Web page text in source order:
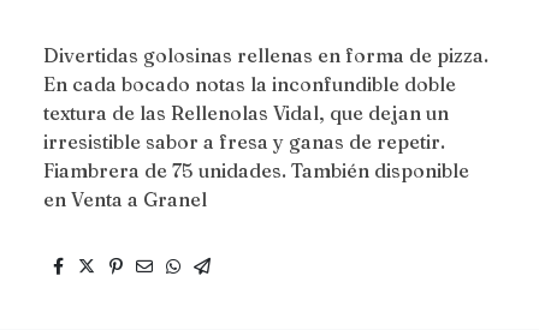
Divertidas golosinas rellenas en forma de pizza.
En cada bocado notas la inconfundible doble
textura de las Rellenolas Vidal, que dejan un
irresistible sabor a fresa y ganas de repetir.
Fiambrera de 75 unidades. También disponible
en Venta a Granel